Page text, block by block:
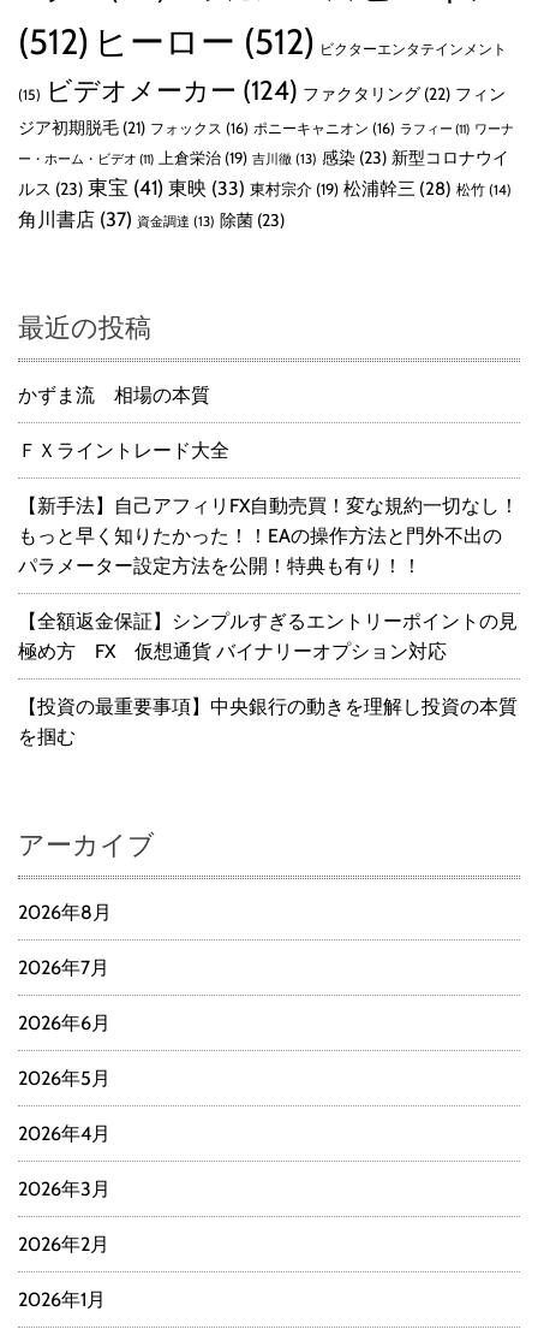
(512) ヒーロー (512) ビクターエンタテインメント
(15) ビデオメーカー (124) ファクタリング (22) フィン
ジア初期脱毛 (21) フォックス (16) ポニーキャニオン (16) ラフィー (11) ワーナ
ー・ホーム・ビデオ (11) 上倉栄治 (19) 吉川徹 (13) 感染 (23) 新型コロナウイ
ルス (23) 東宝 (41) 東映 (33) 東村宗介 (19) 松浦幹三 (28) 松竹 (14)
角川書店 (37) 資金調達 (13) 除菌 (23)
最近の投稿
かずま流 相場の本質
ＦＸライントレード大全
【新手法】自己アフィリFX自動売買！変な規約一切なし！
もっと早く知りたかった！！EAの操作方法と門外不出の
パラメーター設定方法を公開！特典も有り！！
【全額返金保証】シンプルすぎるエントリーポイントの見
極め方 FX 仮想通貨 バイナリーオプション対応
【投資の最重要事項】中央銀行の動きを理解し投資の本質
を掴む
アーカイブ
2026年8月
2026年7月
2026年6月
2026年5月
2026年4月
2026年3月
2026年2月
2026年1月